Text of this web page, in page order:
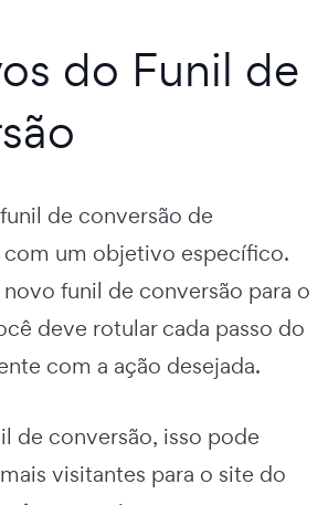
do Funil de
funil de conversão de
um objetivo específico.
funil de conversão para o
deve rotular cada passo do
com a ação desejada.
de conversão, isso pode
visitantes para o site do